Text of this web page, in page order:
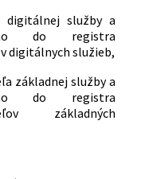
digitálnej služby a
do registra
digitálnych služieb,
základnej služby a
do registra
základných